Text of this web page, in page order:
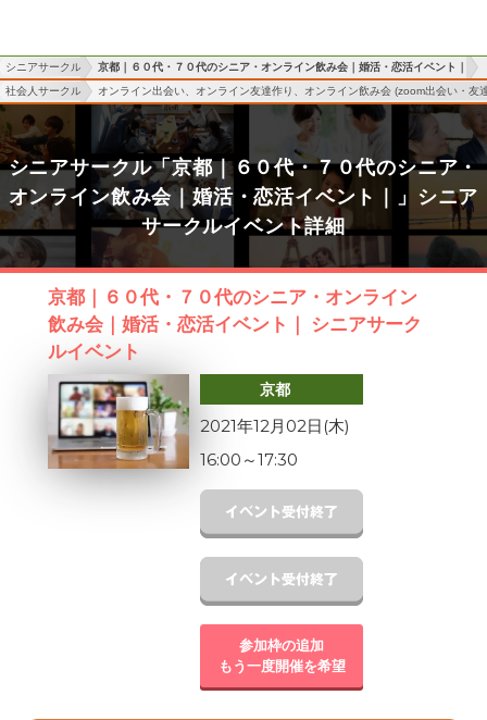
シニアサークル
京都｜６０代・７０代のシニア・オンライン飲み会｜婚活・恋活イベント｜
社会人サークル
オンライン出会い、オンライン友達作り、オンライン飲み会 (zoom出会い・友
シニアサークル「京都｜６０代・７０代のシニア・
オンライン飲み会｜婚活・恋活イベント｜」シニア
サークルイベント詳細
京都｜６０代・７０代のシニア・オンライン
飲み会｜婚活・恋活イベント｜ シニアサーク
ルイベント
京都
2021年12月02日(木)
16:00 ～17:30
参加枠の追加
もう一度開催を希望